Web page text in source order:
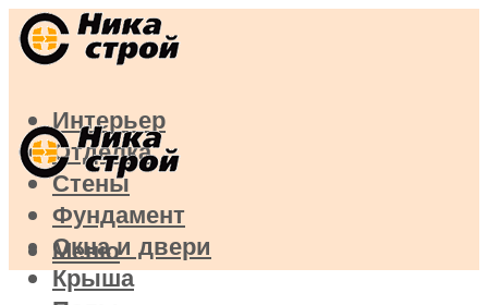
Интерьер
Отделка
Стены
Фундамент
Окна и двери
Крыша
Меню